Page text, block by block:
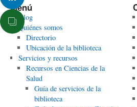
Menú
Blog
Quiénes somos
Directorio
Ubicación de la biblioteca
Servicios y recursos
Recursos en Ciencias de la
Salud
Guía de servicios de la
biblioteca